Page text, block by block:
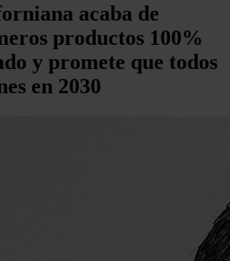
acaba de
productos 100%
y promete que todos
en 2030